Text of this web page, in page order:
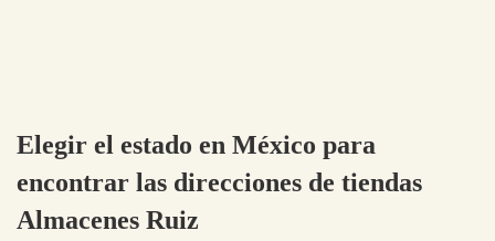
Elegir el estado en México para
encontrar las direcciones de tiendas
Almacenes Ruiz